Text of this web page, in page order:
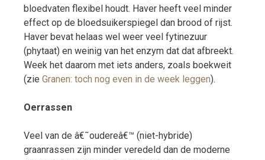
bloedvaten flexibel houdt. Haver heeft veel minder
effect op de bloedsuikerspiegel dan brood of rijst.
Haver bevat helaas wel weer veel fytinezuur
(phytaat) en weinig van het enzym dat dat afbreekt.
Week het daarom met iets anders, zoals boekweit
(zie Granen: toch nog even in de week leggen).
Oerrassen
Veel van de â€˜oudereâ€™ (niet-hybride)
graanrassen zijn minder veredeld dan de moderne